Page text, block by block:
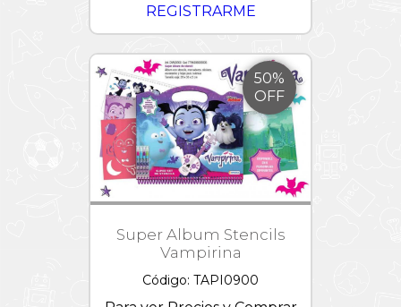
REGISTRARME
50%
OFF
Super Album Stencils
Vampirina
Código: TAPI0900